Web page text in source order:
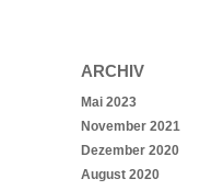
ARCHIV
Mai 2023
November 2021
Dezember 2020
August 2020